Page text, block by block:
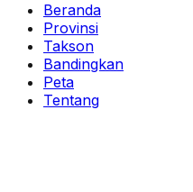
Beranda
Provinsi
Takson
Bandingkan
Peta
Tentang